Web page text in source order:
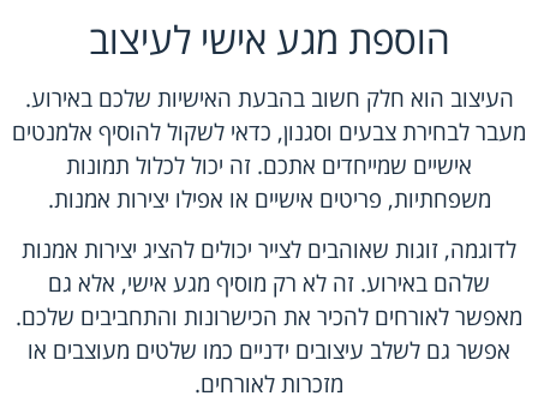
הוספת מגע אישי לעיצוב
העיצוב הוא חלק חשוב בהבעת האישיות שלכם באירוע.
מעבר לבחירת צבעים וסגנון, כדאי לשקול להוסיף אלמנטים
אישיים שמייחדים אתכם. זה יכול לכלול תמונות
משפחתיות, פריטים אישיים או אפילו יצירות אמנות.
לדוגמה, זוגות שאוהבים לצייר יכולים להציג יצירות אמנות
שלהם באירוע. זה לא רק מוסיף מגע אישי, אלא גם
מאפשר לאורחים להכיר את הכישרונות והתחביבים שלכם.
אפשר גם לשלב עיצובים ידניים כמו שלטים מעוצבים או
מזכרות לאורחים.